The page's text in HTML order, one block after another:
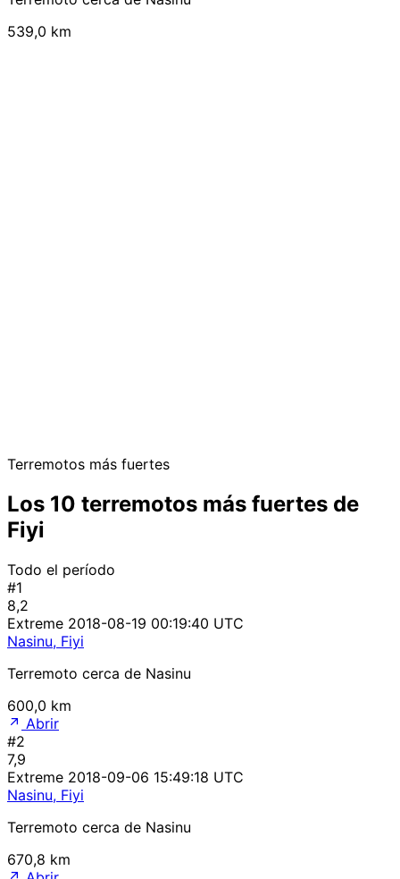
539,0 km
Terremotos más fuertes
Los 10 terremotos más fuertes de
Fiyi
Todo el período
#1
8,2
Extreme 2018-08-19 00:19:40 UTC
Nasinu, Fiyi
Terremoto cerca de Nasinu
600,0 km
Abrir
#2
7,9
Extreme 2018-09-06 15:49:18 UTC
Nasinu, Fiyi
Terremoto cerca de Nasinu
670,8 km